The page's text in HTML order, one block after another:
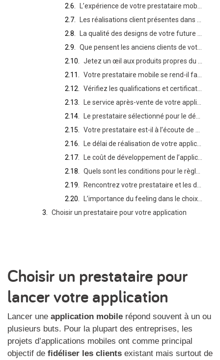
Choisir un prestataire pour votre application
Choisir un prestataire pour
lancer votre application
Lancer une application mobile répond souvent à un ou
plusieurs buts. Pour la plupart des entreprises, les
projets d’applications mobiles ont comme principal
objectif de fidéliser les clients existant mais surtout de